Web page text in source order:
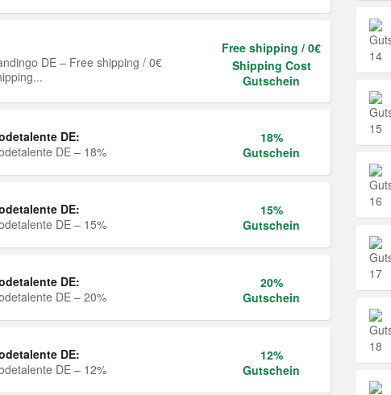
DE – Free shipping / 0€
Free shipping / 0€
Shipping Cost
Gutschein
DE:
DE – 18%
18%
Gutschein
DE:
DE – 15%
15%
Gutschein
DE:
DE – 20%
20%
Gutschein
DE:
DE – 12%
12%
Gutschein